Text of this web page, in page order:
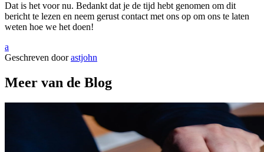
Dat is het voor nu. Bedankt dat je de tijd hebt genomen om dit
bericht te lezen en neem gerust contact met ons op om ons te laten
weten hoe we het doen!
a
Geschreven door astjohn
Meer van de Blog